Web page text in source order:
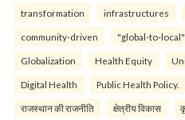
transformation infrastructures
community-driven "global-to-local"
Globalization Health Equity
Digital Health Public Health Policy.
राजस्थान की राजनीति क्षेत्रीय विकास